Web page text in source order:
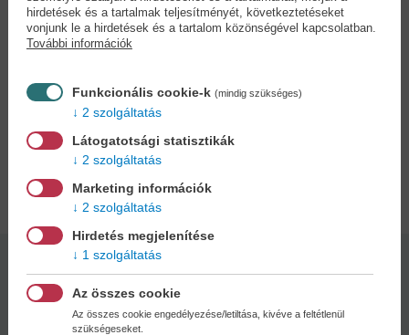
veszít, a biztos halál vár rá. Csakhogy fogalma
sincs, mire vállalkozott… Elizabeth Lim legújabb
Hat bíborszín darumadár sorozat világában
játszódik, ám a japán helyett ezúttal a kínai
kultúrából merít.
Adatok
puha kötés
hirdetések és a tartalmak teljesítményét, következtetéseket
vonjunk le a hirdetések és a tartalom közönségével kapcsolatban.
További információk
Funkcionális cookie-k (mindig szükséges)
2 szolgáltatás
Látogatotsági statisztikák
2 szolgáltatás
Marketing információk
2 szolgáltatás
Hirdetés megjelenítése
1 szolgáltatás
Az összes cookie
Az összes cookie engedélyezése/letiltása, kivéve a feltétlenül
szükségeseket.